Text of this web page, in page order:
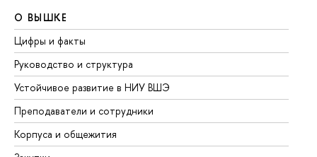
О ВЫШКЕ
Цифры и факты
Руководство и структура
Устойчивое развитие в НИУ ВШЭ
Преподаватели и сотрудники
Корпуса и общежития